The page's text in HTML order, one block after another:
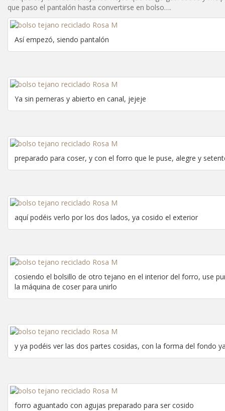
que paso el pantalón hasta convertirse en bolso….
Así empezó, siendo pantalón
Ya sin perneras y abierto en canal, jejeje
preparado para coser, y con el forro que le puse, alegre y
aquí podéis verlo por los dos lados, ya cosido el exterior
cosiendo el bolsillo de otro tejano en el interior del forro, use
la máquina de coser para unirlo
y ya podéis ver las dos partes cosidas, con la forma del fondo
forro aguantado con agujas preparado para ser cosido